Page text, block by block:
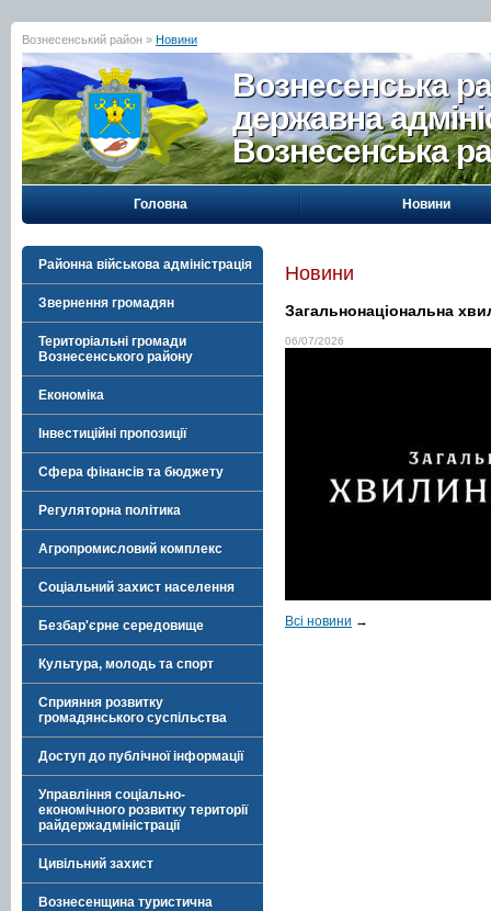
Вознесенський район » Новини
Вознесенська
державна
Вознесенська
Головна Новини
Районна військова адміністрація
Звернення громадян
Територіальні громади
Вознесенського району
Економіка
Інвестиційні пропозиції
Сфера фінансів та бюджету
Регуляторна політика
Агропромисловий комплекс
Соціальний захист населення
Безбар'єрне середовище
Культура, молодь та спорт
Сприяння розвитку
громадянського суспільства
Доступ до публічної інформації
Управління соціально-
економічного розвитку території
райдержадміністрації
Цивільний захист
Вознесенщина туристична
Новини
Загальнонаціональна
06/07/2026
Всі новини →